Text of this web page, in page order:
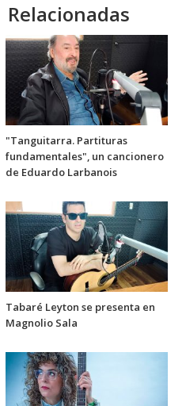
Relacionadas
"Tanguitarra. Partituras
fundamentales", un cancionero
de Eduardo Larbanois
Tabaré Leyton se presenta en
Magnolio Sala